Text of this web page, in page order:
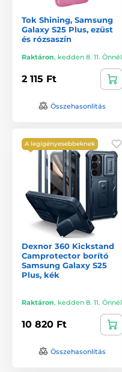
Tok Shining, Samsung
Galaxy S25 Plus, ezüst
és rózsaszín
Raktáron, kedden 8. 11. Önnél
2 115 Ft
Összehasonlítás
A legigényesebbeknek
Dexnor 360 Kickstand
Camprotector borító
Samsung Galaxy S25
Plus, kék
Raktáron, kedden 8. 11. Önnél
10 820 Ft
Összehasonlítás